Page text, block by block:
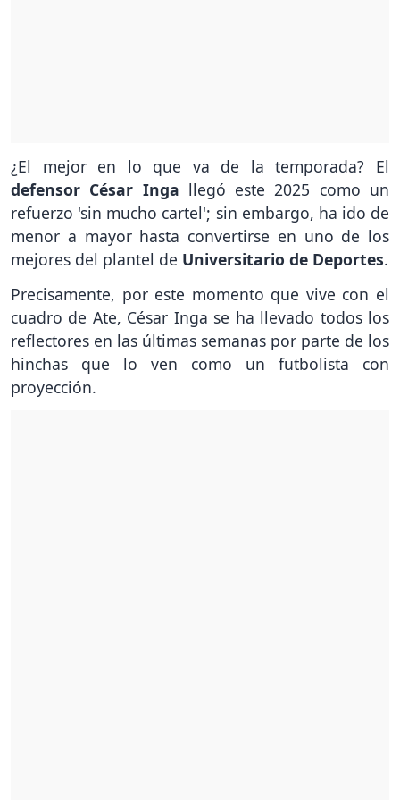
¿El mejor en lo que va de la temporada? El
defensor César Inga llegó este 2025 como un
refuerzo 'sin mucho cartel'; sin embargo, ha ido de
menor a mayor hasta convertirse en uno de los
mejores del plantel de Universitario de Deportes.
Precisamente, por este momento que vive con el
cuadro de Ate, César Inga se ha llevado todos los
reflectores en las últimas semanas por parte de los
hinchas que lo ven como un futbolista con
proyección.